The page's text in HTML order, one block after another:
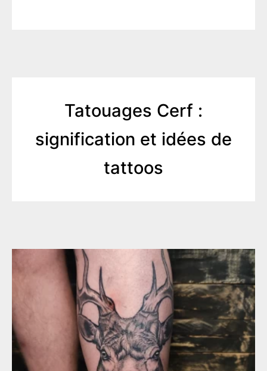
Tatouages Cerf :
signification et idées de
tattoos